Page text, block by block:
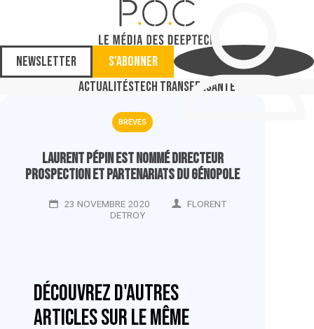
Newsletter
S'abonner
ActualitésTech TransferSanté
BRÈVES
Laurent Pépin est nommé directeur
Prospection et Partenariats du Génopole
23 NOVEMBRE 2020
FLORENT
DETROY
Découvrez d'autres
articles sur le même